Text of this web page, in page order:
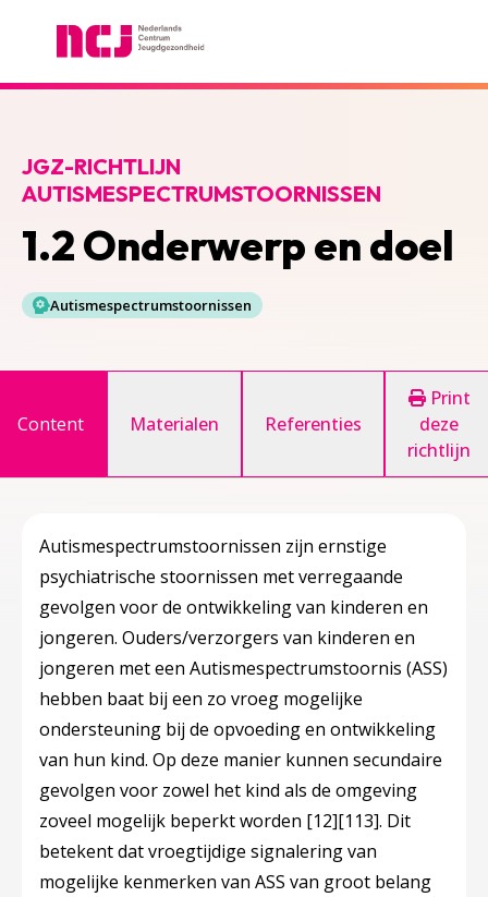
1.2 Onderwerp en doel
JGZ-RICHTLIJN
AUTISMESPECTRUMSTOORNISSEN
Autismespectrumstoornissen
Content Materialen Referenties
Print
deze
richtlijn
Autismespectrumstoornissen zijn ernstige
psychiatrische stoornissen met verregaande
gevolgen voor de ontwikkeling van kinderen en
jongeren. Ouders/verzorgers van kinderen en
jongeren met een Autismespectrumstoornis (ASS)
hebben baat bij een zo vroeg mogelijke
ondersteuning bij de opvoeding en ontwikkeling
van hun kind. Op deze manier kunnen secundaire
gevolgen voor zowel het kind als de omgeving
zoveel mogelijk beperkt worden [12][113]. Dit
betekent dat vroegtijdige signalering van
mogelijke kenmerken van ASS van groot belang